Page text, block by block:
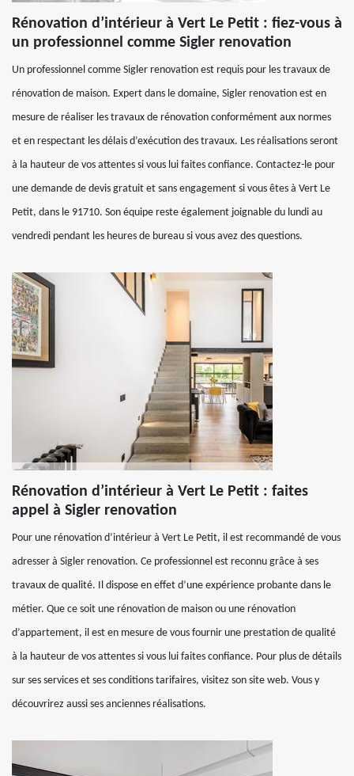
Rénovation d’intérieur à Vert Le Petit : fiez-vous à
un professionnel comme Sigler renovation
Un professionnel comme Sigler renovation est requis pour les travaux de
rénovation de maison. Expert dans le domaine, Sigler renovation est en
mesure de réaliser les travaux de rénovation conformément aux normes
et en respectant les délais d’exécution des travaux. Les réalisations seront
à la hauteur de vos attentes si vous lui faites confiance. Contactez-le pour
une demande de devis gratuit et sans engagement si vous êtes à Vert Le
Petit, dans le 91710. Son équipe reste également joignable du lundi au
vendredi pendant les heures de bureau si vous avez des questions.
Rénovation d’intérieur à Vert Le Petit : faites
appel à Sigler renovation
Pour une rénovation d’intérieur à Vert Le Petit, il est recommandé de vous
adresser à Sigler renovation. Ce professionnel est reconnu grâce à ses
travaux de qualité. Il dispose en effet d’une expérience probante dans le
métier. Que ce soit une rénovation de maison ou une rénovation
d’appartement, il est en mesure de vous fournir une prestation de qualité
à la hauteur de vos attentes si vous lui faites confiance. Pour plus de détails
sur ses services et ses conditions tarifaires, visitez son site web. Vous y
découvrirez aussi ses anciennes réalisations.